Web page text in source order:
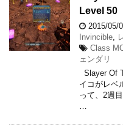
Level 50
2015/05/
Invincible
Class
ェンダリ
Slayer Of
イコがレベ
って、2週